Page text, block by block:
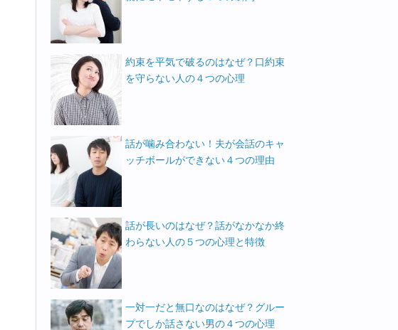
約束を平気で破るのはなぜ？口約束
を守らない人の４つの心理
話が噛み合わない！夫が会話のキャ
ッチボールができない４つの理由
話が長いのはなぜ？話がなかなか終
わらない人の５つの心理と特徴
一対一だと無口なのはなぜ？グルー
プでしか話さない男の４つの心理